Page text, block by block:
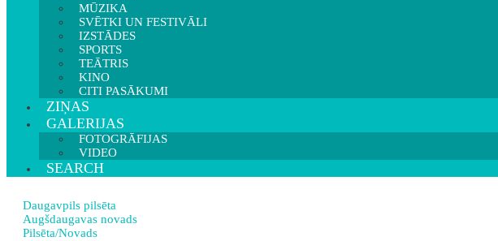
MŪZIKA
SVĒTKI UN FESTIVĀLI
IZSTĀDES
SPORTS
TEĀTRIS
KINO
CITI PASĀKUMI
ZIŅAS
GALERIJAS
FOTOGRĀFIJAS
VIDEO
SEARCH
Daugavpils pilsēta
Augšdaugavas novads
Pilsēta/Novads